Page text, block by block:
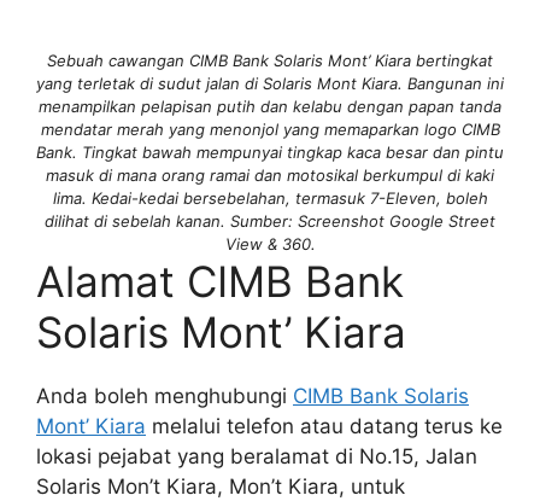
Sebuah cawangan CIMB Bank Solaris Mont’ Kiara bertingkat
yang terletak di sudut jalan di Solaris Mont Kiara. Bangunan ini
menampilkan pelapisan putih dan kelabu dengan papan tanda
mendatar merah yang menonjol yang memaparkan logo CIMB
Bank. Tingkat bawah mempunyai tingkap kaca besar dan pintu
masuk di mana orang ramai dan motosikal berkumpul di kaki
lima. Kedai-kedai bersebelahan, termasuk 7-Eleven, boleh
dilihat di sebelah kanan. Sumber: Screenshot Google Street
View & 360.
Alamat CIMB Bank
Solaris Mont’ Kiara
Anda boleh menghubungi CIMB Bank Solaris
Mont’ Kiara melalui telefon atau datang terus ke
lokasi pejabat yang beralamat di No.15, Jalan
Solaris Mon’t Kiara, Mon’t Kiara, untuk